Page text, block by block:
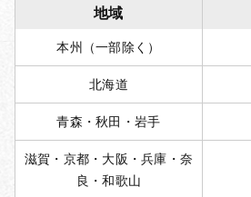
地域
本州（一部除く）
北海道
青森・秋田・岩手
滋賀・京都・大阪・兵庫・奈
良・和歌山